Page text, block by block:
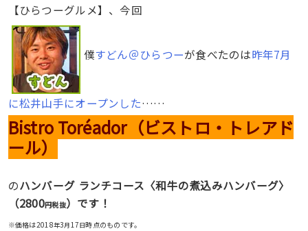
【ひらつーグルメ】、今回
僕すどん＠ひらつーが食べたのは昨年7月
に松井山手にオープンした……
Bistro Toréador（ビストロ・トレアド
ール）
のハンバーグ ランチコース〈和牛の煮込みハンバーグ〉
（2800円税抜）です！
※価格は2018年3月17日時点のものです。